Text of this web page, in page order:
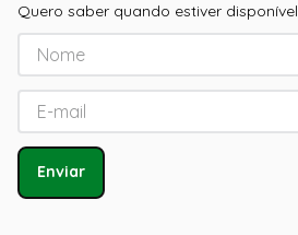
Quero saber quando estiver disponível
Enviar